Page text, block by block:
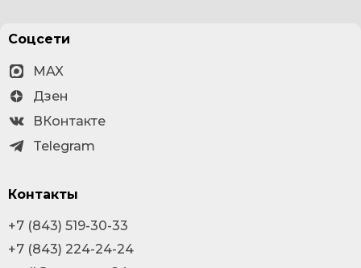
Соцсети
MAX
Дзен
ВКонтакте
Telegram
Контакты
+7 (843) 519-30-33
+7 (843) 224-24-24